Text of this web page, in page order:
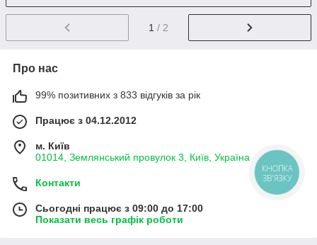
1 / 2
Про нас
99% позитивних з 833 відгуків за рік
Працює з 04.12.2012
м. Київ
01014, Землянський провулок 3, Київ, Україна
Контакти
Сьогодні працює з 09:00 до 17:00
Показати весь графік роботи
КНОПКА
ЗВ'ЯЗКУ